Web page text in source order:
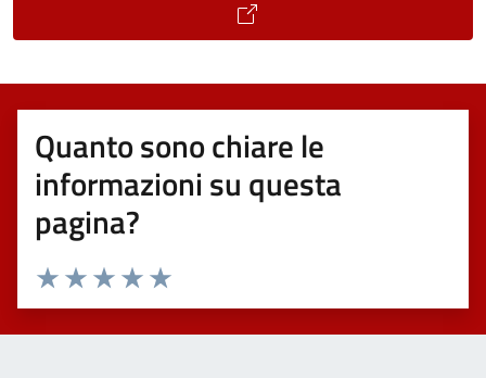
Quanto sono chiare le
informazioni su questa
pagina?
Valuta 5 stelle su 5
Valuta 4 stelle su 5
Valuta 3 stelle su 5
Valuta 2 stelle su 5
Valuta 1 stelle su 5